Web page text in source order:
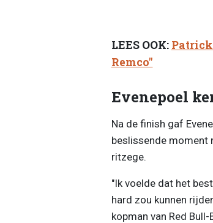
LEES OOK: Patrick
Remco"
Evenepoel
Na de finish gaf
beslissende moment
ritzege.
"Ik voelde dat het
hard zou kunnen
kopman van Red